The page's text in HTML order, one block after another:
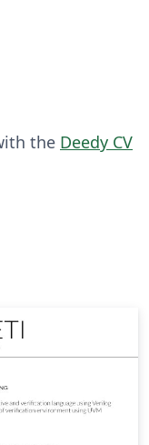
the Deedy CV